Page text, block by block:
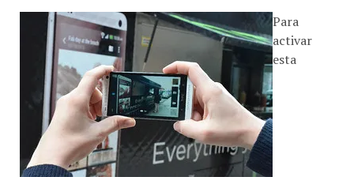
Para
activar
esta